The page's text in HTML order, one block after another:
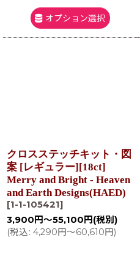
オプション選択
クロスステッチキット・図
案 [レギュラー][18ct]
Merry and Bright - Heaven
and Earth Designs(HAED)
[1-1-105421]
3,900 円～55,100 円 (税別)
(税込: 4,290円～60,610円)